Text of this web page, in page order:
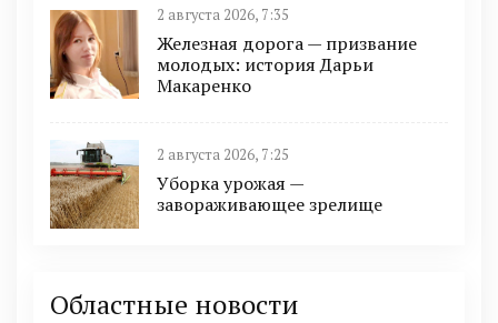
2 августа 2026, 7:35
Железная дорога — призвание
молодых: история Дарьи
Макаренко
2 августа 2026, 7:25
Уборка урожая —
завораживающее зрелище
Областные новости